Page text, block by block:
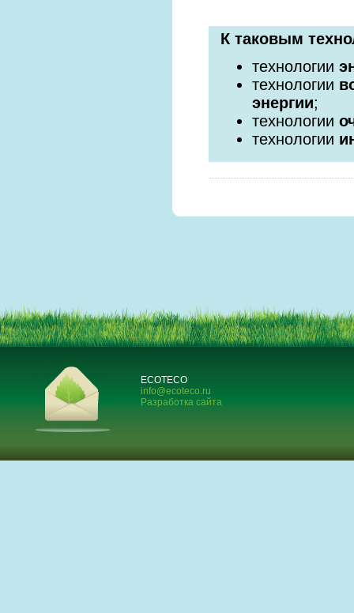
К таковым
технологии
технологии
энергии;
технологии
технологии
ECOTECO
info@ecoteco.ru
Разработка сайта